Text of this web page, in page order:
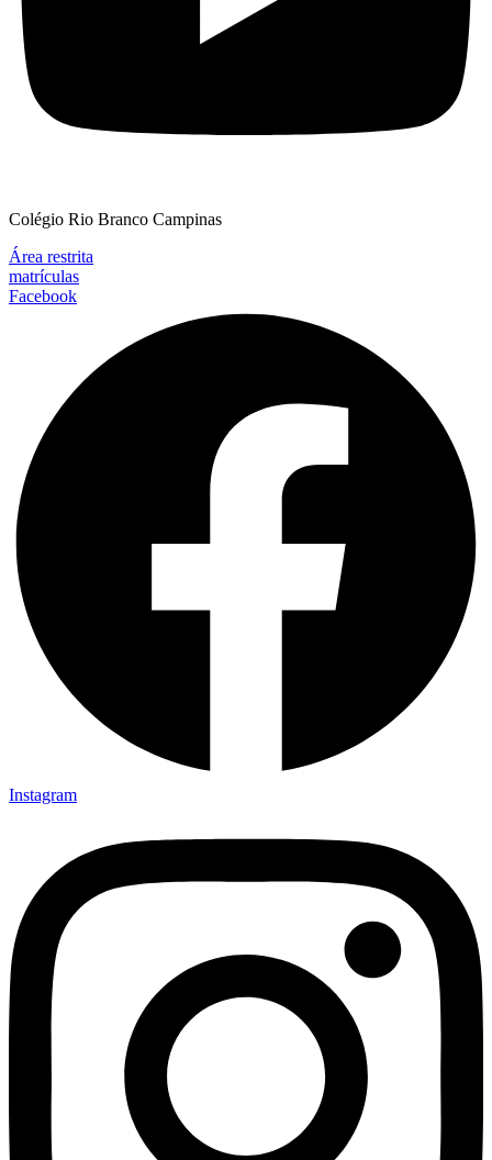
Colégio Rio Branco Campinas
Área restrita
matrículas
Facebook
Instagram